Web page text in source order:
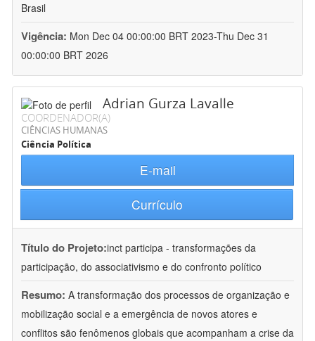
Brasil
Vigência: Mon Dec 04 00:00:00 BRT 2023-Thu Dec 31
00:00:00 BRT 2026
Adrian Gurza Lavalle
COORDENADOR(A)
CIÊNCIAS HUMANAS
Ciência Política
E-mail
Currículo
Título do Projeto:inct participa - transformações da
participação, do associativismo e do confronto político
Resumo: A transformação dos processos de organização e
mobilização social e a emergência de novos atores e
conflitos são fenômenos globais que acompanham a crise da